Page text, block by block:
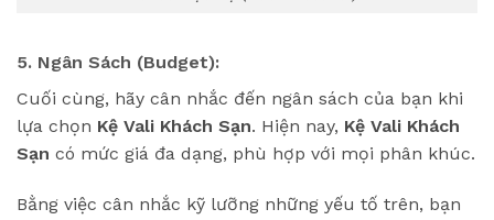
5. Ngân Sách (Budget):
Cuối cùng, hãy cân nhắc đến ngân sách của bạn khi
lựa chọn Kệ Vali Khách Sạn. Hiện nay, Kệ Vali Khách
Sạn có mức giá đa dạng, phù hợp với mọi phân khúc.
Bằng việc cân nhắc kỹ lưỡng những yếu tố trên, bạn